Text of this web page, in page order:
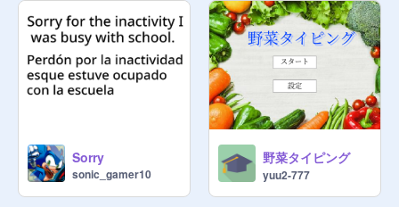
Sorry
sonic_gamer10
野菜タイピング
yuu2-777